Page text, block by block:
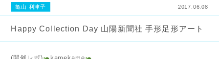
亀山 利津子 2017.06.08
Happy Collection Day 山陽新聞社 手形足形アート